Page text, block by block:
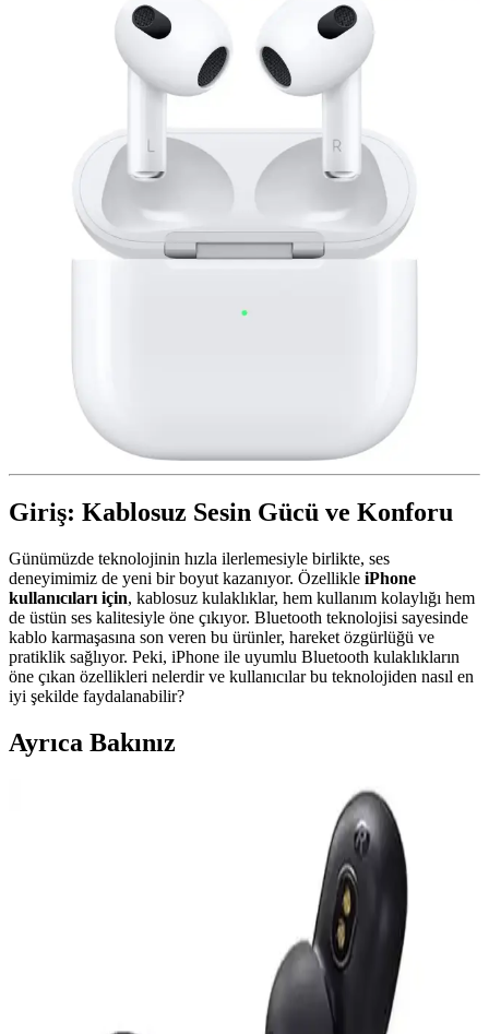
Giriş: Kablosuz Sesin Gücü ve Konforu
Günümüzde teknolojinin hızla ilerlemesiyle birlikte, ses
deneyimimiz de yeni bir boyut kazanıyor. Özellikle iPhone
kullanıcıları için, kablosuz kulaklıklar, hem kullanım kolaylığı hem
de üstün ses kalitesiyle öne çıkıyor. Bluetooth teknolojisi sayesinde
kablo karmaşasına son veren bu ürünler, hareket özgürlüğü ve
pratiklik sağlıyor. Peki, iPhone ile uyumlu Bluetooth kulaklıkların
öne çıkan özellikleri nelerdir ve kullanıcılar bu teknolojiden nasıl en
iyi şekilde faydalanabilir?
Ayrıca Bakınız
Guess Kulak Üstü Bluetooth Kulaklık İncelemesi:
Tasarım, Ses Kalitesi ve Kullanım Özellikleri
Guess kulak üstü Bluetooth kulaklık, şık tasarımı, yüksek ses kalitesi
ve ergonomik yapısıyla öne çıkar. Bluetooth 5.3 ve Type-C şarj ile
kullanımı kolay, konforlu ve dayanıklı bu model, müzik tutkunları
S-Link Cat6 Gri 7 Metre RJ45 LAN Kablosu
Yüksek Performanslı ve Dayanıklı